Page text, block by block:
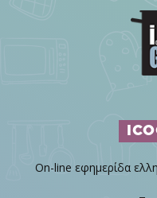
On-line εφημερίδα